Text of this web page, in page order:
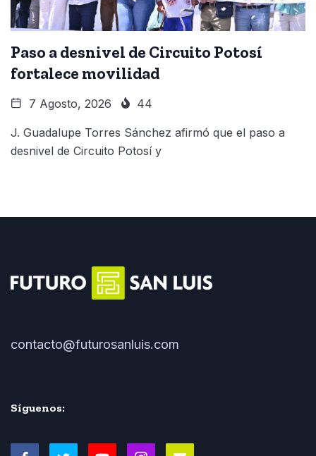
Paso a desnivel de Circuito Potosí
fortalece movilidad
7 Agosto, 2026 44
J. Guadalupe Torres Sánchez afirmó que el paso a
desnivel de Circuito Potosí y
contacto@futurosanluis.com
Síguenos: